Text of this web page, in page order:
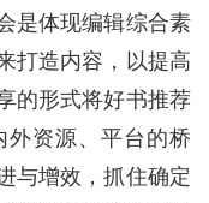
是体现编辑综合素
打造内容，以提高
的形式将好书推荐
资源、平台的桥
与增效，抓住确定